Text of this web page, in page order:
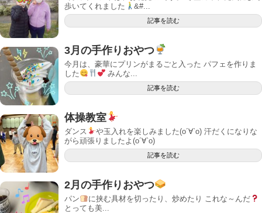
歩いてくれました
‍&#...
記事を読む
3月の手作りおやつ
今月は、豪華にプリンがまるごと入った パフェを作りま
した
みんな...
記事を読む
体操教室
ダンス
や玉入れを楽しみました(о´∀`о) 汗だくになりな
がら頑張りましたよ(о´∀`о)
記事を読む
2月の手作りおやつ
パン
に挟む具材を切ったり、炒めたり これな～んだ
とっても美...